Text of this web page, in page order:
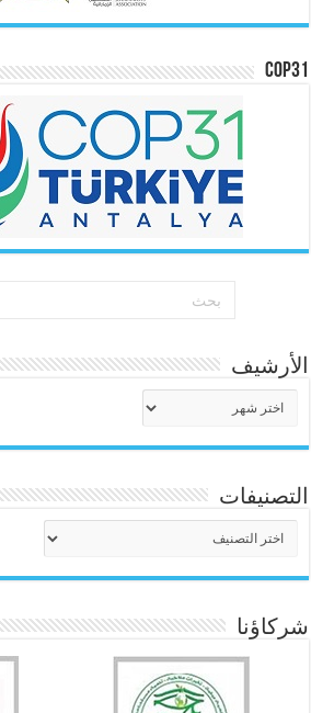
COP31
الأرشيف
التصنيفات
شركاؤنا